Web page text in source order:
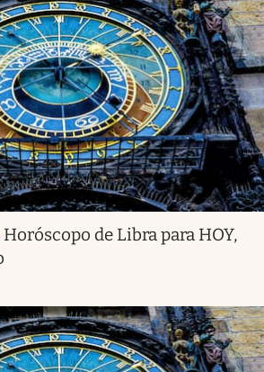
Horóscopo de Libra para HOY,